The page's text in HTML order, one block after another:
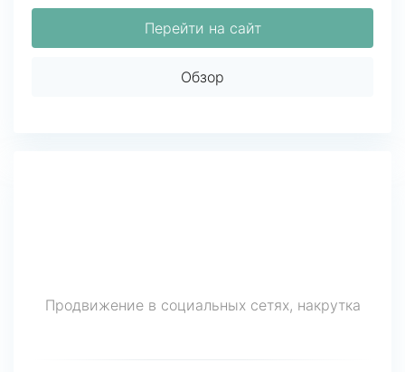
Перейти на сайт
Обзор
Продвижение в социальных сетях, накрутка